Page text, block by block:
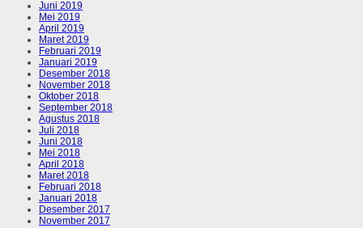
Juni 2019
Mei 2019
April 2019
Maret 2019
Februari 2019
Januari 2019
Desember 2018
November 2018
Oktober 2018
September 2018
Agustus 2018
Juli 2018
Juni 2018
Mei 2018
April 2018
Maret 2018
Februari 2018
Januari 2018
Desember 2017
November 2017